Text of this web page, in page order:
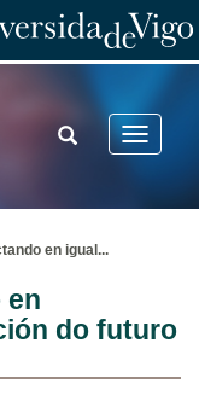
Toggle
TOGGLE
SEARCH
en igual ...
en
do futuro